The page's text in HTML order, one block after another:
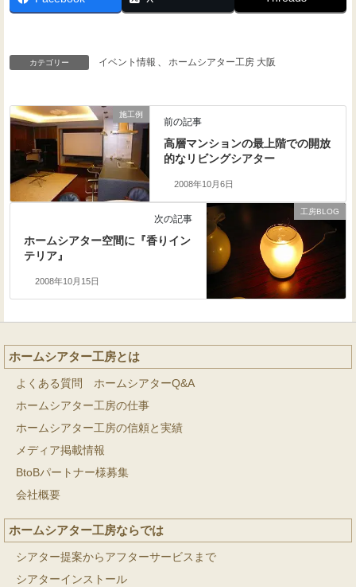
カテゴリー イベント情報 、 ホームシアター工房 大阪
施工例
前の記事
高層マンションの最上階での開放
的なリビングシアター
2008年10月6日
工房BLOG
次の記事
ホームシアター空間に『香りイン
テリア』
2008年10月15日
ホームシアター工房とは
よくある質問 ホームシアターQ&A
ホームシアター工房の仕事
ホームシアター工房の信頼と実績
メディア掲載情報
BtoBパートナー様募集
会社概要
ホームシアター工房ならでは
シアター提案からアフターサービスまで
シアターインストール